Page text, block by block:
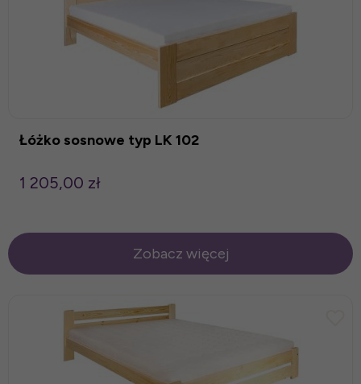
Łóżko sosnowe typ LK 102
1 205,00 zł
Zobacz więcej